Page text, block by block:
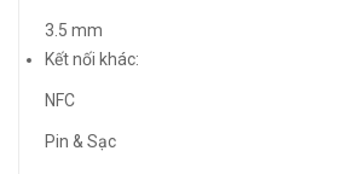
3.5 mm
Kết nối khác:
NFC
Pin & Sạc